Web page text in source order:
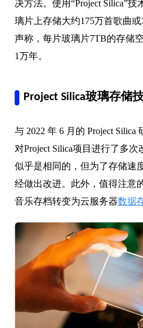
决方法。使用“Project Silica”
璃片上存储大约175万首歌曲或
声称，每片玻璃片7TB的存储
1万年。
Project Silica玻璃存储
与 2022 年 6 月的 Project
对Project Silica项目进行了多
似乎是相同的，但为了存储速
经做出改进。此外，值得注意
音乐存档转变为云服务器数据